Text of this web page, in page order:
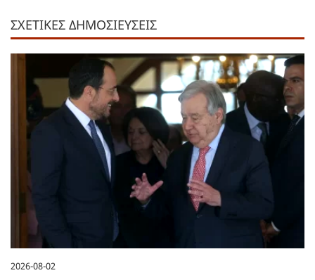
ΣΧΕΤΙΚΕΣ ΔΗΜΟΣΙΕΥΣΕΙΣ
2026-08-02